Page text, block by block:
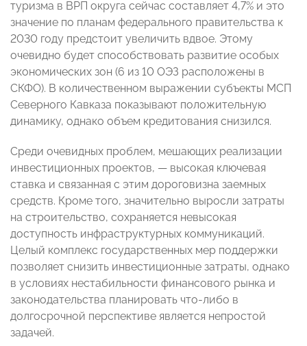
туризма в ВРП округа сейчас составляет 4,7% и это
значение по планам федерального правительства к
2030 году предстоит увеличить вдвое. Этому
очевидно будет способствовать развитие особых
экономических зон (6 из 10 ОЭЗ расположены в
СКФО). В количественном выражении субъекты МСП
Северного Кавказа показывают положительную
динамику, однако объем кредитования снизился.
Среди очевидных проблем, мешающих реализации
инвестиционных проектов, — высокая ключевая
ставка и связанная с этим дороговизна заемных
средств. Кроме того, значительно выросли затраты
на строительство, сохраняется невысокая
доступность инфраструктурных коммуникаций.
Целый комплекс государственных мер поддержки
позволяет снизить инвестиционные затраты, однако
в условиях нестабильности финансового рынка и
законодательства планировать что-либо в
долгосрочной перспективе является непростой
задачей.